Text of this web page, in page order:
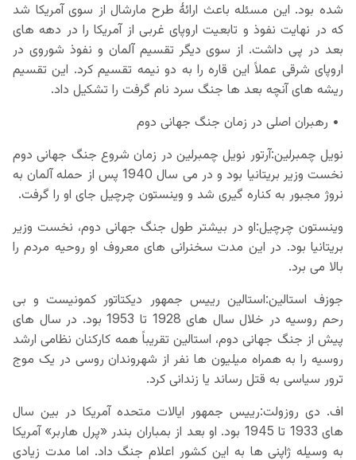
شده بود. این مسئله باعث ارائهٔ طرح مارشال از سوی آمریکا شد
که در نهایت نفوذ و تابعیت اروپای غربی از آمریکا را در دهه های
بعد در پی داشت. از سوی دیگر تقسیم آلمان و نفوذ شوروی در
اروپای شرقی عملاً این قاره را به دو نیمه تقسیم کرد. این تقسیم
ریشه های آنچه بعد ها جنگ سرد نام گرفت را تشکیل داد.
• رهبران اصلی در زمان جنگ جهانی دوم
نویل چمبرلین:آرتور نویل چمبرلین در زمان شروع جنگ جهانی دوم
نخست وزیر بریتانیا بود و در می سال 1940 پس از حمله آلمان به
نروژ مجبور به کناره گیری شد و وینستون چرچیل جای او را گرفت.
وینستون چرچیل:او در بیشتر طول جنگ جهانی دوم، نخست وزیر
بریتانیا بود. در این مدت سخنرانی های معروف او روحیه مردم را
بالا می برد.
جوزف استالین:استالین رییس جمهور دیکتاتور کمونیست و بی
رحم روسیه در خلال سال های 1928 تا 1953 بود. در سال های
پیش از جنگ جهانی دوم، استالین تقریباً همه کارکنان نظامی ارشد
روسیه را به همراه میلیون ها نفر از شهروندان روسی در یک موج
ترور سیاسی به قتل رساند یا زندانی کرد.
اف. دی روزولت:رییس جمهور ایالات متحده آمریکا در بین سال
های 1933 تا 1945 بود. او بعد از بمباران بندر «پرل هاربر» آمریکا
به وسیله ژاپنی ها به این کشور اعلام جنگ داد. اما مدت زیادی